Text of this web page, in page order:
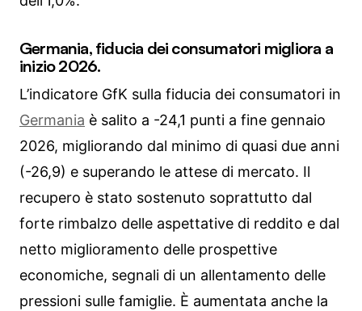
Germania, fiducia dei consumatori migliora a
inizio 2026.
L’indicatore GfK sulla fiducia dei consumatori in
Germania è salito a -24,1 punti a fine gennaio
2026, migliorando dal minimo di quasi due anni
(-26,9) e superando le attese di mercato. Il
recupero è stato sostenuto soprattutto dal
forte rimbalzo delle aspettative di reddito e dal
netto miglioramento delle prospettive
economiche, segnali di un allentamento delle
pressioni sulle famiglie. È aumentata anche la